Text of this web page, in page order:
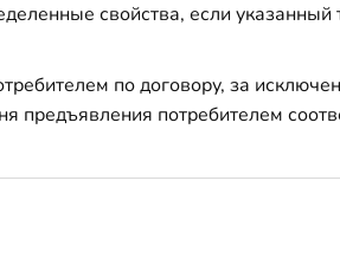
свойства, если
по договору, за
предъявления потребителем